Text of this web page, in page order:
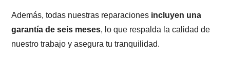
Además, todas nuestras reparaciones incluyen una
garantía de seis meses, lo que respalda la calidad de
nuestro trabajo y asegura tu tranquilidad.